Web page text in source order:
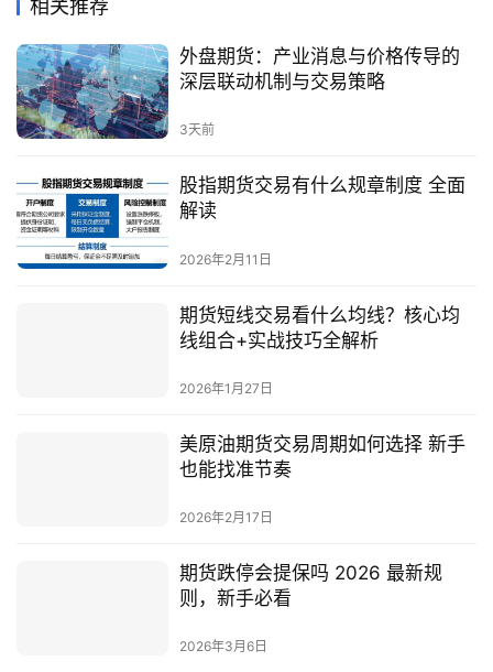
相关推荐
外盘期货：产业消息与价格传导的
深层联动机制与交易策略
3天前
股指期货交易有什么规章制度 全面
解读
2026年2月11日
期货短线交易看什么均线？核心均
线组合+实战技巧全解析
2026年1月27日
美原油期货交易周期如何选择 新手
也能找准节奏
2026年2月17日
期货跌停会提保吗 2026 最新规
则，新手必看
2026年3月6日